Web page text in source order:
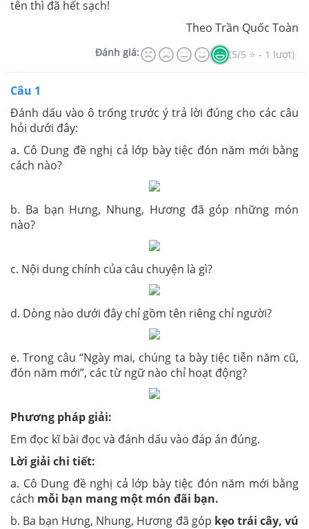
tên thì đã hết sạch!
Theo Trần Quốc Toàn
Đánh giá: (5/5 ⭐ - 1 lượt)
Câu 1
Đánh dấu vào ô trống trước ý trả lời đúng cho các câu
hỏi dưới đây:
a. Cô Dung đề nghị cả lớp bày tiệc đón năm mới bằng
cách nào?
b. Ba bạn Hưng, Nhung, Hương đã góp những món
nào?
c. Nội dung chính của câu chuyện là gì?
d. Dòng nào dưới đây chỉ gồm tên riêng chỉ người?
e. Trong câu “Ngày mai, chúng ta bày tiệc tiễn năm cũ,
đón năm mới”, các từ ngữ nào chỉ hoạt động?
Phương pháp giải:
Em đọc kĩ bài đọc và đánh dấu vào đáp án đúng.
Lời giải chi tiết:
a. Cô Dung đề nghị cả lớp bày tiệc đón năm mới bằng
cách mỗi bạn mang một món đãi bạn.
b. Ba bạn Hưng, Nhung, Hương đã góp kẹo trái cây, vú